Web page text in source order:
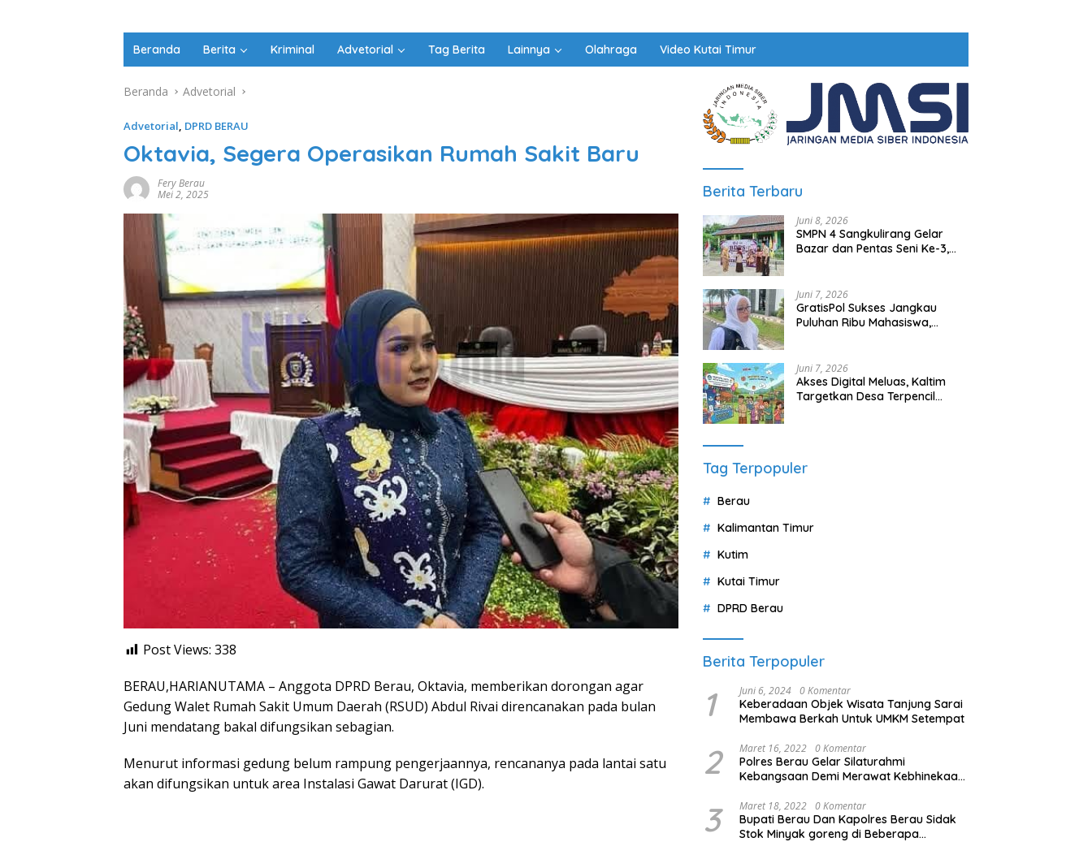
Beranda Berita Kriminal Advetorial Tag Berita Lainnya Olahraga Video Kutai Timur
Beranda Advetorial
Advetorial, DPRD BERAU
Oktavia, Segera Operasikan Rumah Sakit Baru
Fery Berau
Mei 2, 2025
Post Views: 338
BERAU,HARIANUTAMA – Anggota DPRD Berau, Oktavia, memberikan dorongan agar
Gedung Walet Rumah Sakit Umum Daerah (RSUD) Abdul Rivai direncanakan pada bulan
Juni mendatang bakal difungsikan sebagian.
Menurut informasi gedung belum rampung pengerjaannya, rencananya pada lantai satu
akan difungsikan untuk area Instalasi Gawat Darurat (IGD).
Berita Terbaru
Juni 8, 2026
SMPN 4 Sangkulirang Gelar
Bazar dan Pentas Seni Ke-3,
Juni 7, 2026
GratisPol Sukses Jangkau
Puluhan Ribu Mahasiswa,
Juni 7, 2026
Akses Digital Meluas, Kaltim
Targetkan Desa Terpencil
Tag Terpopuler
Berau
Kalimantan Timur
Kutim
Kutai Timur
DPRD Berau
Berita Terpopuler
1 Juni 6, 2024 0 Komentar
Keberadaan Objek Wisata Tanjung Sarai
Membawa Berkah Untuk UMKM Setempat
2 Maret 16, 2022 0 Komentar
Polres Berau Gelar Silaturahmi
Kebangsaan Demi Merawat Kebhinekaan
3 Maret 18, 2022 0 Komentar
Bupati Berau Dan Kapolres Berau Sidak
Stok Minyak goreng di Beberapa